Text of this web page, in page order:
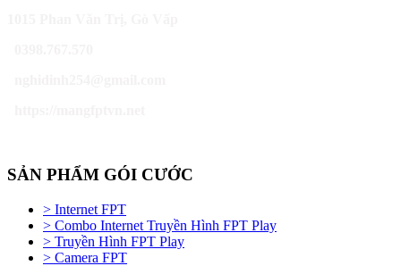
SẢN PHẨM GÓI CƯỚC
> Internet FPT
> Combo Internet Truyền Hình FPT Play
> Truyền Hình FPT Play
> Camera FPT